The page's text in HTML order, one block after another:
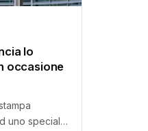
lo
occasione
uno speciale